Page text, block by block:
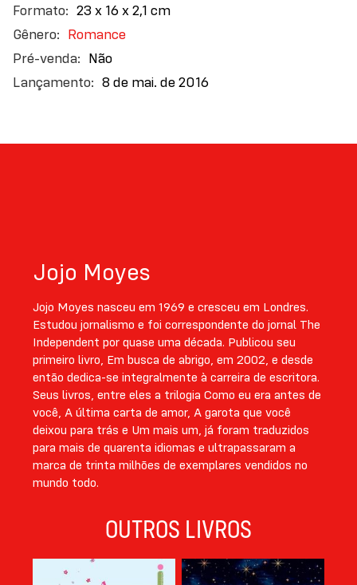
Best seller VEJA
23 x 16 x 2,1 cm
Romance
Não
8 de mai. de 2016
Jojo Moyes
Jojo Moyes nasceu em 1969 e cresceu em Londres.
Estudou jornalismo e foi correspondente do jornal The
Independent por quase uma década. Publicou seu
primeiro livro, Em busca de abrigo, em 2002, e desde
então dedica-se integralmente à carreira de escritora.
Seus livros, entre eles a trilogia Como eu era antes de
você, A última carta de amor, A garota que você
deixou para trás e Um mais um, já foram traduzidos
para mais de quarenta idiomas e ultrapassaram a
marca de trinta milhões de exemplares vendidos no
mundo todo.
OUTROS LIVROS